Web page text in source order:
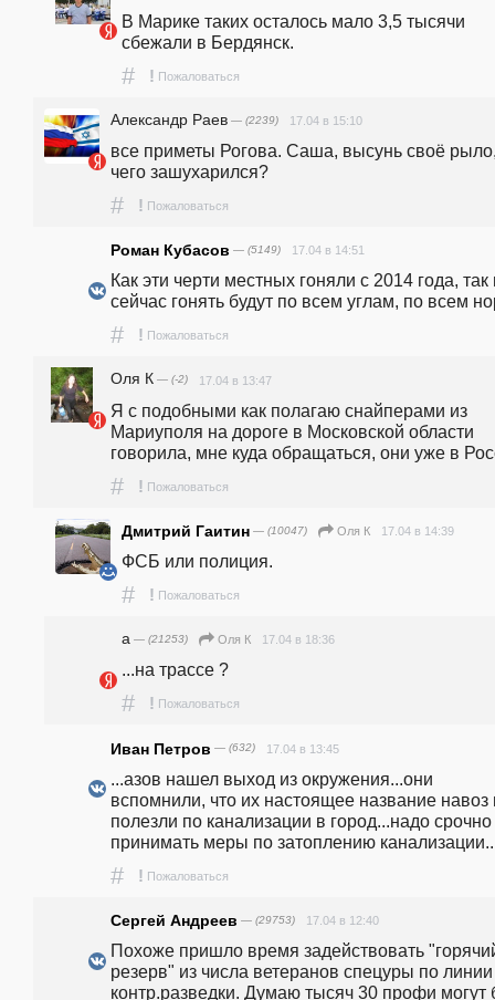
В Марике таких осталось мало 3,5 тысячи
сбежали в Бердянск.
# ! Пожаловаться
Александр Раев — (2239) 17.04 в 15:10
все приметы Рогова. Саша, высунь своё
чего зашухарился?
# ! Пожаловаться
Роман Кубасов — (5149) 17.04 в 14:51
Как эти черти местных гоняли с 2014 года, так
# ! Пожаловаться
Оля К — (-2) 17.04 в 13:47
Я с подобными как полагаю снайперами из
Мариуполя на дороге в Московской области
говорила, мне куда обращаться, они уже в
# ! Пожаловаться
Дмитрий Гаитин — (10047) Оля К 17.04 в 14:39
ФСБ или полиция.
# ! Пожаловаться
а — (21253) Оля К 17.04 в 18:36
...на трассе ?
# ! Пожаловаться
Иван Петров — (632) 17.04 в 13:45
...азов нашел выход из окружения...они
вспомнили, что их настоящее название навоз
полезли по канализации в город...надо срочно
принимать меры по затоплению
# ! Пожаловаться
Сергей Андреев — (29753) 17.04 в 12:40
Похоже пришло время задействовать
резерв" из числа ветеранов спецуры по линии
контр.разведки. Думаю тысяч 30 профи могут